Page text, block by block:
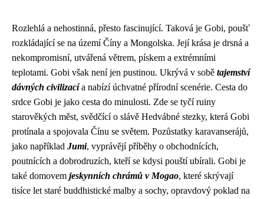
Rozlehlá a nehostinná, přesto fascinující. Taková je Gobi, poušť
rozkládající se na území Číny a Mongolska. Její krása je drsná a
nekompromisní, utvářená větrem, pískem a extrémními
teplotami. Gobi však není jen pustinou. Ukrývá v sobě tajemství
dávných civilizacía nabízí úchvatné přírodní scenérie. Cesta do
srdce Gobi je jako cesta do minulosti. Zde se tyčí ruiny
starověkých měst, svědčící o slávě Hedvábné stezky, která Gobi
protínala a spojovala Čínu se světem. Pozůstatky karavanserájů,
jako například Jumi, vyprávějí příběhy o obchodnících,
poutnících a dobrodruzích, kteří se kdysi pouští ubírali. Gobi je
také domovem jeskynních chrámů v Mogao, které skrývají
tisíce let staré buddhistické malby a sochy, opravdový poklad na